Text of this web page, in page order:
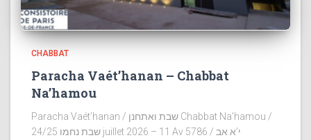
CHABBAT
Paracha Vaét’hanan – Chabbat
Na’hamou
Paracha Vaét’hanan / שבת ואתחנן Chabbat Na’hamou /
שבת נחמו 24/25 juillet 2026 – 11 Av 5786 / י’א אב